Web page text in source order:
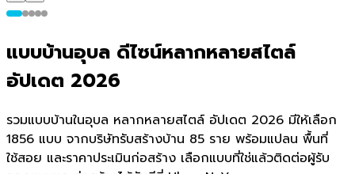
แบบบ้านอุบล ดีไซน์หลากหลายสไตล์
อัปเดต 2026
รวมแบบบ้านในอุบล หลากหลายสไตล์ อัปเดต 2026 มีให้เลือก
1856 แบบ จากบริษัทรับสร้างบ้าน 85 ราย พร้อมแปลน พื้นที่
ใช้สอย และราคาประเมินก่อสร้าง เลือกแบบที่ใช่แล้วติดต่อผู้รับ